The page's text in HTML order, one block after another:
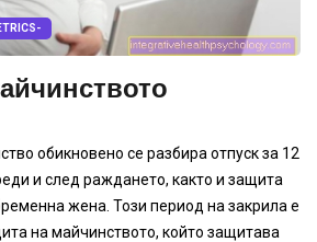
обикновено се разбира отпуск за 12
и след раждането, както и защита
жена. Този период на закрила е
на майчинството, който защитава